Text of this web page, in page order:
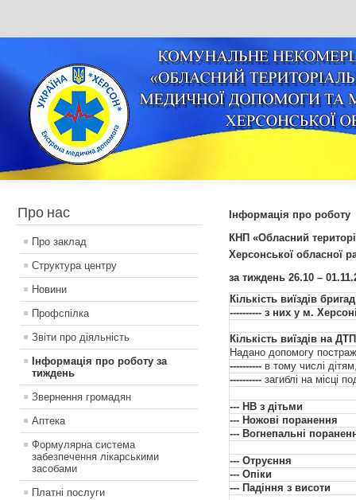
Про нас
Про заклад
Структура центру
Новини
Профспілка
Звіти про діяльність
Інформація про роботу за
тиждень
Звернення громадян
Аптека
Формулярна система
забезпечення лікарськими
засобами
Платні послуги
Інформація про роботу
КНП «Обласний
Херсонської обласної
за тиждень 26.10 – 01.11
Кількість виїздів
---------- з них у м.
Кількість виїздів на ДТП
Надано допомогу
---------- в тому числі
----------загиблі на місці
--- НВ з дітьми
--- Ножові поранення
--- Вогнепальні
--- Отруєння
--- Опіки
--- Падіння з висоти